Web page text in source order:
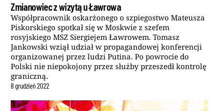
Zmianowiec z wizytą u Ławrowa
Współpracownik oskarżonego o szpiegostwo Mateusza
Piskorskiego spotkał się w Moskwie z szefem
rosyjskiego MSZ Siergiejem Ławrowem. Tomasz
Jankowski wziął udział w propagandowej konferencji
organizowanej przez ludzi Putina. Po powrocie do
Polski nie niepokojony przez służby przeszedł kontrolę
graniczną.
8grudzień2022